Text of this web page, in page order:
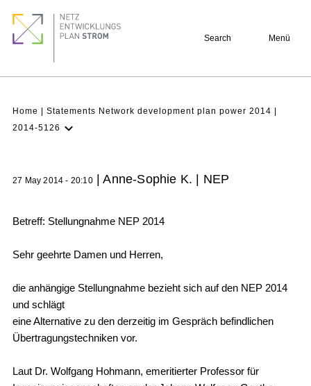
main
Search Menü
Breadcrumb
Home
Statements Network development plan power 2014
2014-5126
Archive
27 May 2014 - 20:10 | Anne-Sophie K. | NEP
Betreff: Stellungnahme NEP 2014
Sehr geehrte Damen und Herren,
die anhängige Stellungnahme bezieht sich auf den NEP 2014
und schlägt
eine Alternative zu den derzeitig im Gespräch befindlichen
Übertragungstechniken vor.
Laut Dr. Wolfgang Hohmann, emeritierter Professor für
quick
links